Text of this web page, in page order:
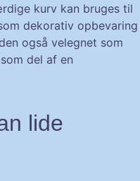
kurv kan bruges til
dekorativ opbevaring
også velegnet som
del af en
lide